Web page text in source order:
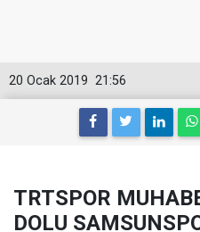
21:56
20 Ocak 2019
TRTSPOR
DOLU